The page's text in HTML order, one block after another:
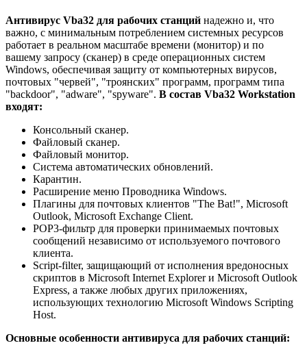
Антивирус Vba32 для рабочих станций надежно и, что
важно, с минимальным потреблением системных ресурсов
работает в реальном масштабе времени (монитор) и по
вашему запросу (сканер) в среде операционных систем
Windows, обеспечивая защиту от компьютерных вирусов,
почтовых "червей", "троянских" программ, программ типа
"backdoor", "adware", "spyware". В состав Vba32 Workstation
входят:
Консольный сканер.
Файловый сканер.
Файловый монитор.
Система автоматических обновлений.
Карантин.
Расширение меню Проводника Windows.
Плагины для почтовых клиентов "The Bat!", Microsoft
Outlook, Microsoft Exchange Client.
POP3-фильтр для проверки принимаемых почтовых
сообщений независимо от используемого почтового
клиента.
Script-filter, защищающий от исполнения вредоносных
скриптов в Microsoft Internet Explorer и Microsoft Outlook
Express, а также любых других приложениях,
использующих технологию Microsoft Windows Scripting
Host.
Основные особенности антивируса для рабочих станций: